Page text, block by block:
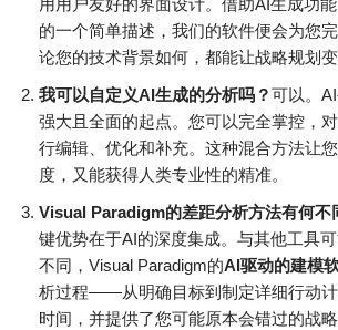
的一个简单描述，我们的软件便会为您
论您的技术背景如何，都能让战略规划变
我可以自定义AI生成的分析吗？可以。
强大且全面的起点。您可以完全掌控，
行编辑、优化和补充。这种混合方法让
度，又能获得人类专业性的精准。
Visual Paradigm的差距分析方法有何不
键优势在于AI的深度集成。与其他工具
不同，Visual Paradigm的AI驱动的建模
析过程——从明确目标到制定详细行动
时间，并提供了您可能原本会错过的战略